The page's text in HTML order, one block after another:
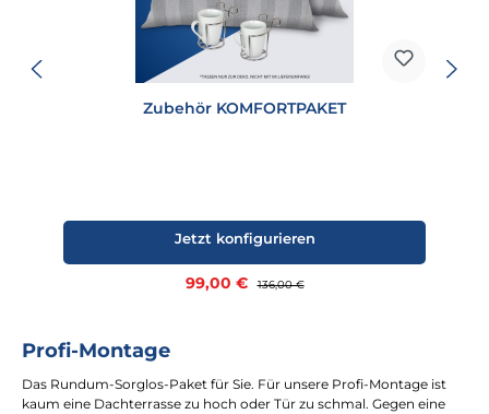
Zubehör KOMFORTPAKET
Verkaufspreis:
99,00 € Regulärer Preis:
136,00 €
Jetzt konfigurieren
Profi-Montage
Das Rundum-Sorglos-Paket für Sie. Für unsere Profi-Montage ist
kaum eine Dachterrasse zu hoch oder Tür zu schmal. Gegen eine